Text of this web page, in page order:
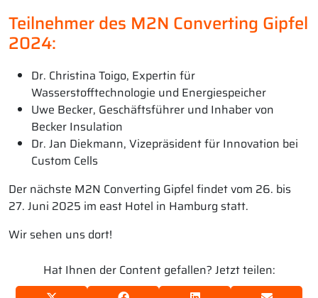
Teilnehmer des M2N Converting Gipfel
2024:
Dr. Christina Toigo, Expertin für
Wasserstofftechnologie und Energiespeicher
Uwe Becker, Geschäftsführer und Inhaber von
Becker Insulation
Dr. Jan Diekmann, Vizepräsident für Innovation bei
Custom Cells
Der nächste M2N Converting Gipfel findet vom 26. bis
27. Juni 2025 im east Hotel in Hamburg statt.
Wir sehen uns dort!
Hat Ihnen der Content gefallen? Jetzt teilen: